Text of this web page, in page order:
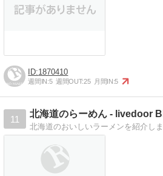
1870410
週間IN:5 週間OUT:25 月間IN:5
11
北海道のらーめん - livedoor
北海道のおいしいラーメンを紹介しま